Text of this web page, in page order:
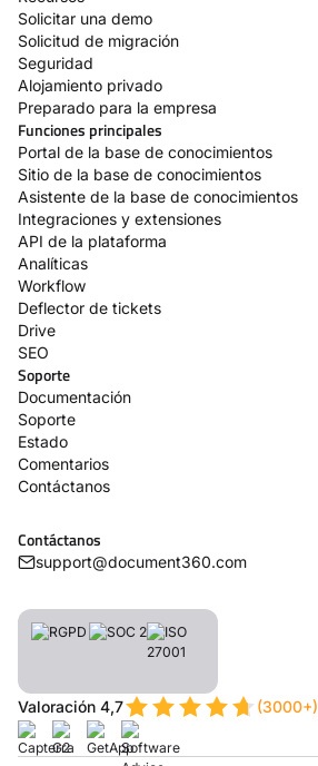
Solicitar una demo
Solicitud de migración
Seguridad
Alojamiento privado
Preparado para la empresa
Funciones principales
Portal de la base de conocimientos
Sitio de la base de conocimientos
Asistente de la base de conocimientos
Integraciones y extensiones
API de la plataforma
Analíticas
Workflow
Deflector de tickets
Drive
SEO
Soporte
Documentación
Soporte
Estado
Comentarios
Contáctanos
Contáctanos
support@document360.com
Valoración 4,7 (3000+)